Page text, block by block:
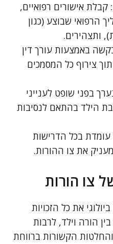
אישורים רפואיים,
הרפואי שבוצע (כגון
ותצהירים.
באמצעות עורך דין
צירוף כל המסמכים
בפני שופט לענייני
הילד בהתאם לנסיבות
בכל הדרישות
את צו ההורות.
צו הורות
את כל הזכויות
הורה וילד, לרבות
והחלטות הקשורות ברווחת